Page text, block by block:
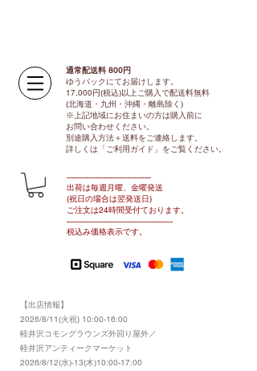
通常配送料 800円​
ゆうパックにてお届けします。
17,000円(税込)以上ご購入で配送料無料
(北海道・九州・沖縄・離島除く)
※上記地域にお住まいの方は購入前に
お問い合わせください。
別途購入方法＋送料をご連絡します。
​​詳しくは「ご利用ガイド」をご覧ください。
​-----------------------------------
出荷は毎週月曜、金曜発送
(祝日の場合は翌発送日)
ご注文は24時間受付ております​。
-------------------------------​-------​------
​税込み価格表示です。
【出店情報】
2026/8/11(火祝) 10:00-16:00
​軽井沢コモングラウンズ外回り屋外／
軽井沢アンティークマーケット
2026/8/12(水)-13(木)10:00-17:00